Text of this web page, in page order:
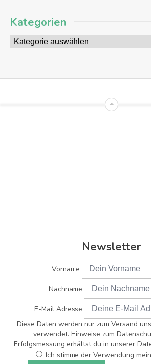
Kategorien
Newsletter
Vorname
Nachname
E-Mail Adresse
Diese Daten werden nur zum Versand
verwendet. Hinweise zum
Erfolgsmessung erhältst du in unserer
Ich stimme der Verwendung